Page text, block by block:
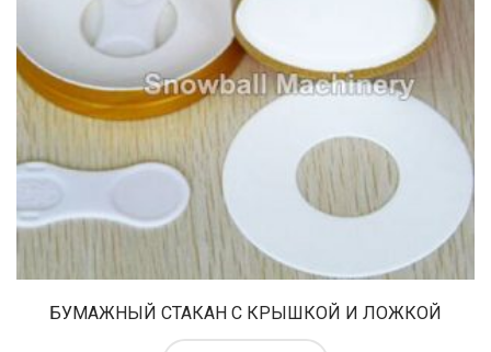
БУМАЖНЫЙ СТАКАН С КРЫШКОЙ И ЛОЖКОЙ